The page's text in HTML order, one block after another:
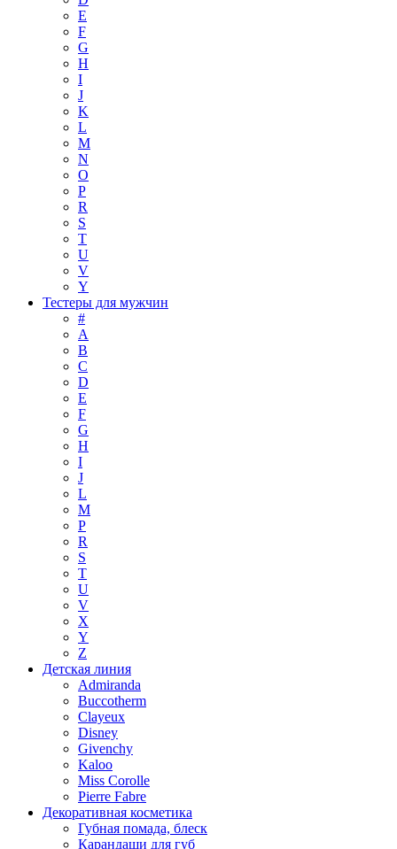
E
F
G
H
I
J
K
L
M
N
O
P
R
S
T
U
V
Y
Тестеры для мужчин
#
A
B
C
D
E
F
G
H
I
J
L
M
P
R
S
T
U
V
X
Y
Z
Детская линия
Admiranda
Buccotherm
Clayeux
Disney
Givenchy
Kaloo
Miss Corolle
Pierre Fabre
Декоративная косметика
Губная помада, блеск
Карандаши для губ